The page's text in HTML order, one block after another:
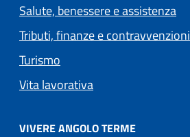
Salute, benessere e assistenza
Tributi, finanze e contravvenzioni
Turismo
Vita lavorativa
VIVERE ANGOLO TERME